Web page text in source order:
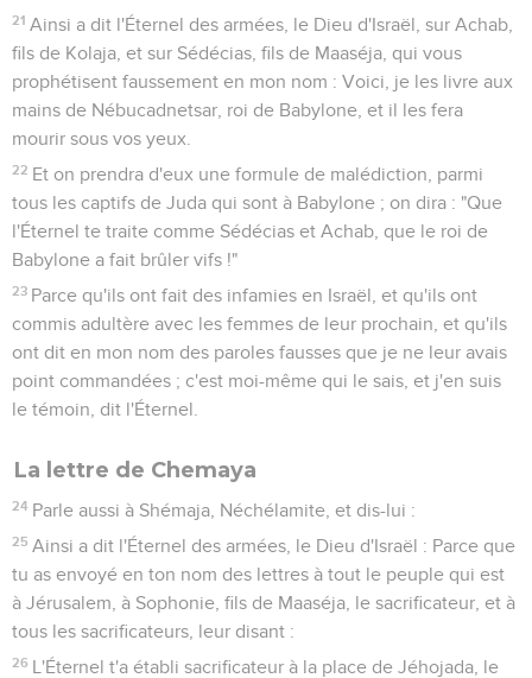
21 Ainsi a dit l'Éternel des armées, le Dieu d'Israël, sur Achab,
fils de Kolaja, et sur Sédécias, fils de Maaséja, qui vous
prophétisent faussement en mon nom : Voici, je les livre aux
mains de Nébucadnetsar, roi de Babylone, et il les fera
mourir sous vos yeux.
22 Et on prendra d'eux une formule de malédiction, parmi
tous les captifs de Juda qui sont à Babylone ; on dira : "Que
l'Éternel te traite comme Sédécias et Achab, que le roi de
Babylone a fait brûler vifs !"
23 Parce qu'ils ont fait des infamies en Israël, et qu'ils ont
commis adultère avec les femmes de leur prochain, et qu'ils
ont dit en mon nom des paroles fausses que je ne leur avais
point commandées ; c'est moi-même qui le sais, et j'en suis
le témoin, dit l'Éternel.
La lettre de Chemaya
24 Parle aussi à Shémaja, Néchélamite, et dis-lui :
25 Ainsi a dit l'Éternel des armées, le Dieu d'Israël : Parce que
tu as envoyé en ton nom des lettres à tout le peuple qui est
à Jérusalem, à Sophonie, fils de Maaséja, le sacrificateur, et à
tous les sacrificateurs, leur disant :
26 L'Éternel t'a établi sacrificateur à la place de Jéhojada, le